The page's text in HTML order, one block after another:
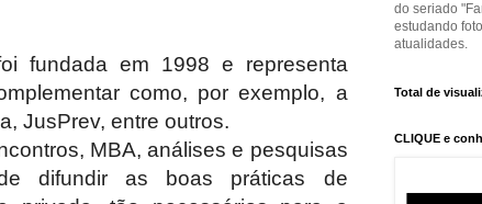
fundada em 1998 e representa
como, por exemplo, a
JusPrev, entre outros.
MBA, análises e pesquisas
difundir as boas práticas de
do seriado
estudando
atualidades.
Total de
CLIQUE e